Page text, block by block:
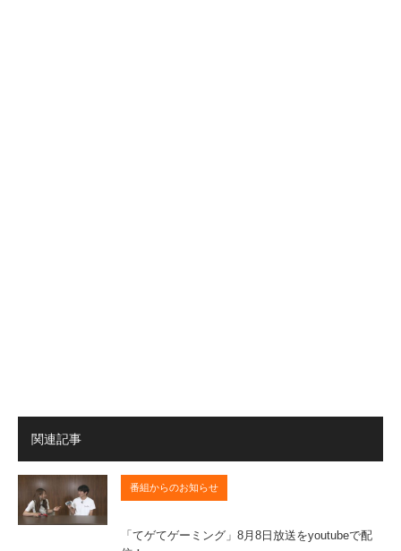
関連記事
番組からのお知らせ
「てゲてゲーミング」8月8日放送をyoutubeで配